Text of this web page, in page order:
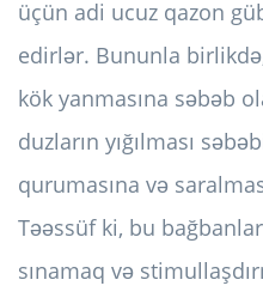
üçün adi ucuz qazon
edirlər. Bununla
kök yanmasına səbəb
duzların yığılması
qurumasına və
Təəssüf ki, bu
sınamaq və